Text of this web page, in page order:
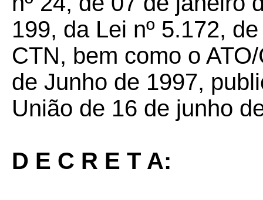
199, da Lei nº 5.172,
CTN, bem como o
de Junho de 1997,
União de 16 de junho
D E C R E T A: